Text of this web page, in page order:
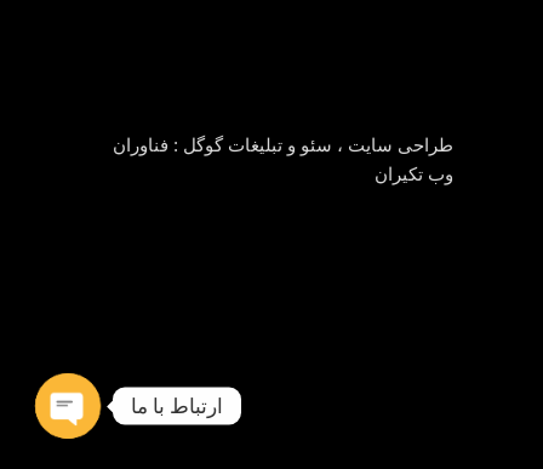
طراحی سایت ، سئو و تبلیغات گوگل : فناوران
وب تکیران
ارتباط با ما